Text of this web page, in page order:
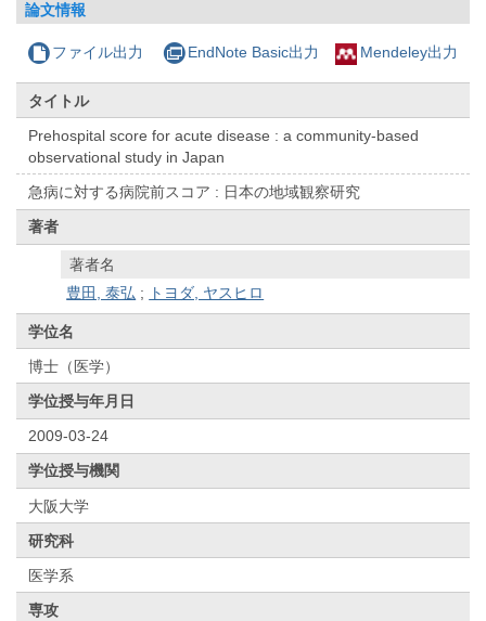
論文情報
ファイル出力 EndNote Basic出力 Mendeley出力
タイトル
Prehospital score for acute disease : a community-based
observational study in Japan
急病に対する病院前スコア : 日本の地域観察研究
著者
著者名
豊田, 泰弘 ; トヨダ, ヤスヒロ
学位名
博士（医学）
学位授与年月日
2009-03-24
学位授与機関
大阪大学
研究科
医学系
専攻